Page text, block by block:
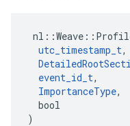
utc_timestamp_t,
event_id_t,
ImportanceType,
  bool
)